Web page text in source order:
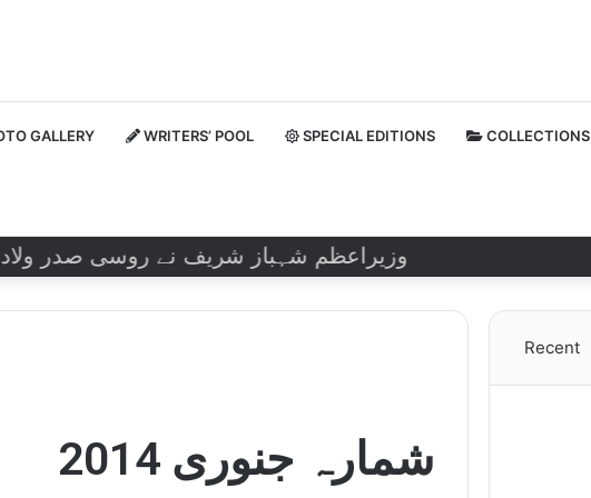
GALLERY WRITERS’ POOL SPECIAL EDITIONS COLLECTIONS
وزیراعظم شہباز شریف نے روسی صدر ولادیمیر
شمارہ جنوری 2014
Recent